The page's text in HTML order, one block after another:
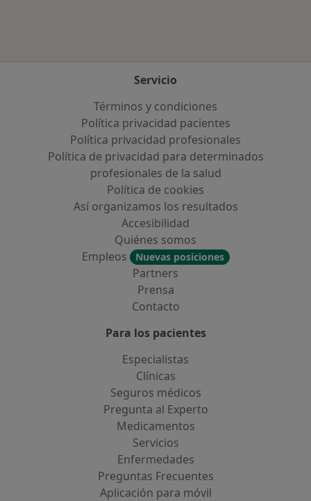
Servicio
Términos y condiciones
Política privacidad pacientes
Política privacidad profesionales
Política de privacidad para determinados
profesionales de la salud
Política de cookies
Así organizamos los resultados
Accesibilidad
Quiénes somos
Empleos
Nuevas posiciones
Partners
Prensa
Contacto
Para los pacientes
Especialistas
Clínicas
Seguros médicos
Pregunta al Experto
Medicamentos
Servicios
Enfermedades
Preguntas Frecuentes
Aplicación para móvil